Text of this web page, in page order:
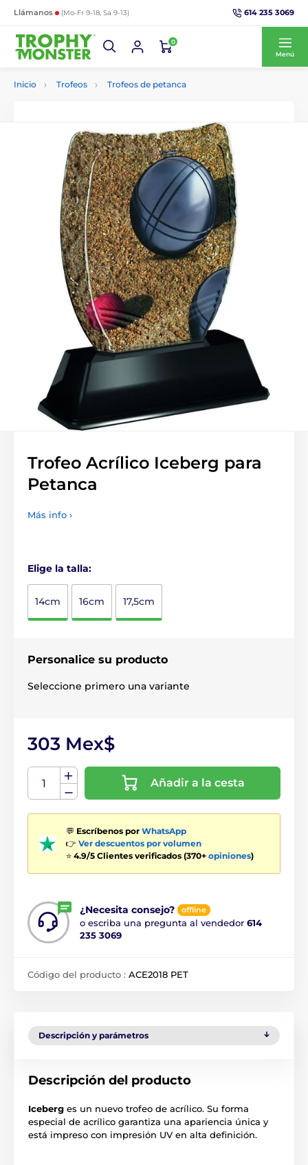
Llámanos (Mo-Fr 9-18, Sa 9-13) 614 235 3069
0
Menú
Inicio Trofeos Trofeos de petanca
Trofeo Acrílico Iceberg para
Petanca
Más info ›
Elige la talla:
14cm 16cm 17,5cm
Personalice su producto
Seleccione primero una variante
303 Mex$
Añadir a la cesta
💬 Escríbenos por WhatsApp
👉 Ver descuentos por volumen
⭐ 4.9/5 Clientes verificados (370+ opiniones)
¿Necesita consejo? offline
o escriba una pregunta al vendedor 614
235 3069
Código del producto : ACE2018 PET
Descripción y parámetros
Descripción del producto
Iceberg es un nuevo trofeo de acrílico. Su forma
especial de acrílico garantiza una apariencia única y
está impreso con impresión UV en alta definición.